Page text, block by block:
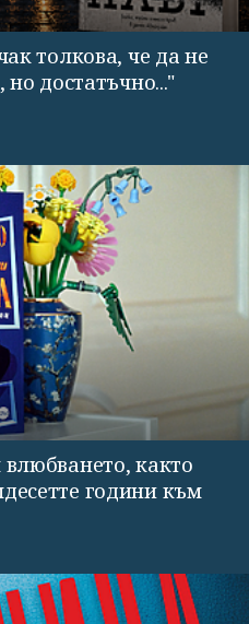
толкова, че да не
но достатъчно..."
както
години към